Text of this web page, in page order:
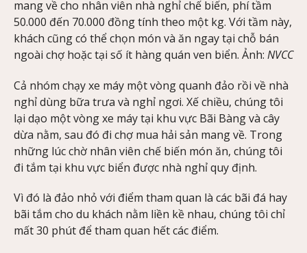
mang về cho nhân viên nhà nghỉ chế biến, phí tầm
50.000 đến 70.000 đồng tính theo một kg. Với tầm này,
khách cũng có thể chọn món và ăn ngay tại chỗ bán
ngoài chợ hoặc tại số ít hàng quán ven biển. Ảnh: NVCC
Cả nhóm chạy xe máy một vòng quanh đảo rồi về nhà
nghỉ dùng bữa trưa và nghỉ ngơi. Xế chiều, chúng tôi
lại dạo một vòng xe máy tại khu vực Bãi Bàng và cây
dừa nằm, sau đó đi chợ mua hải sản mang về. Trong
những lúc chờ nhân viên chế biến món ăn, chúng tôi
đi tắm tại khu vực biển được nhà nghỉ quy định.
Vì đó là đảo nhỏ với điểm tham quan là các bãi đá hay
bãi tắm cho du khách nằm liền kề nhau, chúng tôi chỉ
mất 30 phút để tham quan hết các điểm.